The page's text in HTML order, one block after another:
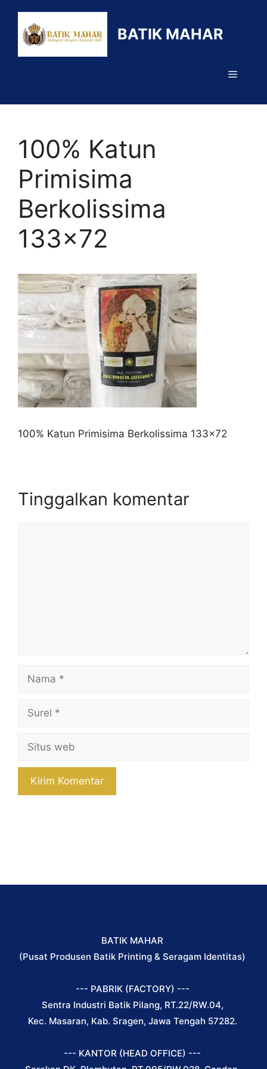
BATIK MAHAR
Menu
100% Katun
Primisima
Berkolissima
133×72
100% Katun Primisima Berkolissima 133×72
Tinggalkan komentar
Nama
Surel
Situs
web